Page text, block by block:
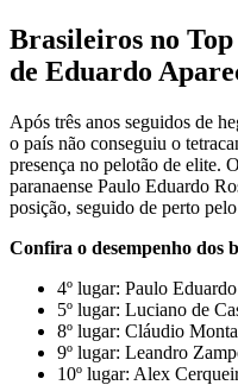
Brasileiros no
de Eduardo
Após três anos seguidos de
o país não conseguiu o
presença no pelotão de elite.
paranaense Paulo Eduardo
posição, seguido de perto
Confira o desempenho dos
4º lugar: Paulo
5º lugar: Luciano de
8º lugar: Cláudio
9º lugar: Leandro
10º lugar: Alex